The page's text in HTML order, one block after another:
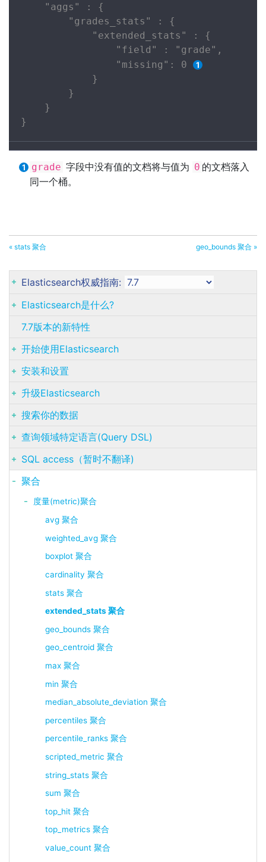
    "aggs" : {
        "grades_stats" : {
            "extended_stats" : {
                "field" : "grade",
                "missing": 0
            }
        }
    }
}
grade 字段中没有值的文档将与值为 0 的文档落入
同一个桶。
« stats 聚合 geo_bounds 聚合 »
Elasticsearch权威指南:
Elasticsearch是什么?
7.7版本的新特性
开始使用Elasticsearch
安装和设置
升级Elasticsearch
搜索你的数据
查询领域特定语言(Query DSL)
SQL access（暂时不翻译)
聚合
度量(metric)聚合
avg 聚合
weighted_avg 聚合
boxplot 聚合
cardinality 聚合
stats 聚合
extended_stats 聚合
geo_bounds 聚合
geo_centroid 聚合
max 聚合
min 聚合
median_absolute_deviation 聚合
percentiles 聚合
percentile_ranks 聚合
scripted_metric 聚合
string_stats 聚合
sum 聚合
top_hit 聚合
top_metrics 聚合
value_count 聚合